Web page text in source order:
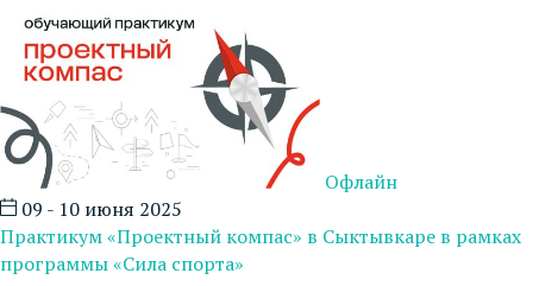
Офлайн
09 - 10 июня 2025
Практикум «Проектный компас» в Сыктывкаре в рамках
программы «Сила спорта»